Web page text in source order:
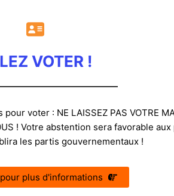
VOTER !
voter : NE LAISSEZ PAS VOTRE
! Votre abstention sera favorable
les partis gouvernementaux !
plus d'informations